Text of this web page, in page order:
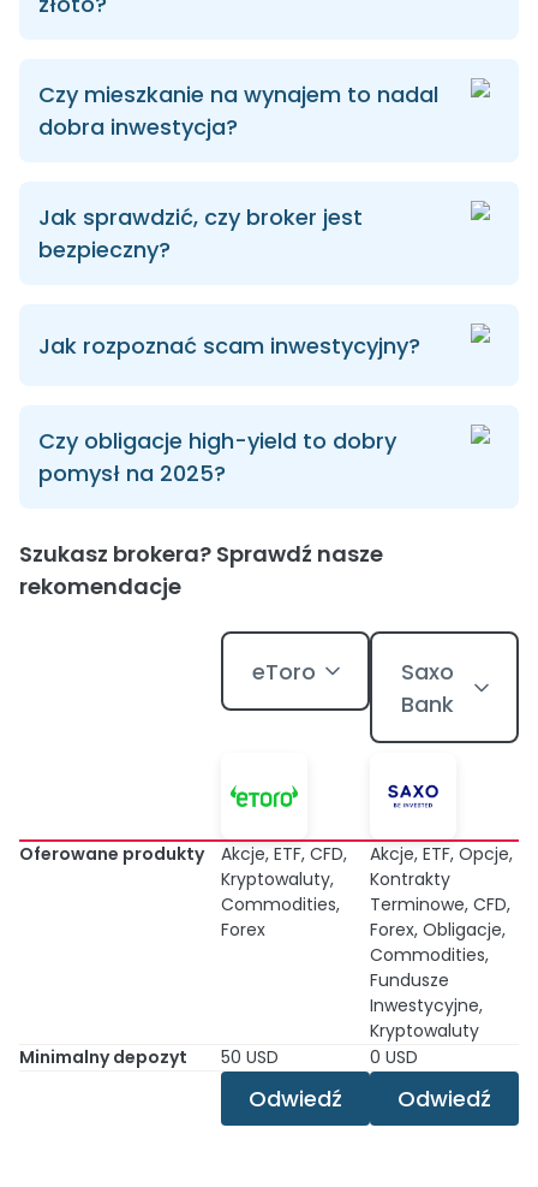
Czy mieszkanie na wynajem to nadal
dobra inwestycja?
Jak sprawdzić, czy broker jest
bezpieczny?
Jak rozpoznać scam inwestycyjny?
Czy obligacje high-yield to dobry
pomysł na 2025?
Szukasz brokera? Sprawdź nasze
rekomendacje
eToro
Saxo
Bank
Oferowane produkty
Akcje, ETF, CFD,
Kryptowaluty,
Commodities,
Forex
Akcje, ETF, Opcje,
Kontrakty
Terminowe, CFD,
Forex, Obligacje,
Commodities,
Fundusze
Inwestycyjne,
Kryptowaluty
Minimalny depozyt
50 USD 0 USD
Odwiedź Odwiedź